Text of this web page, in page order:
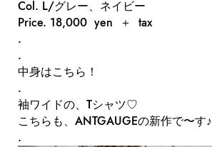
Col. L/グレー、ネイビー
Price. 18,000 yen ＋ tax
.
.
中身はこちら！
.
袖ワイドの、Tシャツ♡
こちらも、ANTGAUGEの新作で〜す♪
.